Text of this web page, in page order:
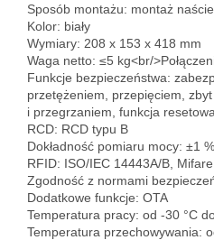
Sposób montażu: montaż
Kolor: biały
Wymiary: 208 x 153 x 418 mm
Waga netto: ≤5 kg<br/
Funkcje bezpieczeństwa:
przetężeniem, przepięciem,
i przegrzaniem, funkcja
RCD: RCD typu B
Dokładność pomiaru mocy: ±1 %
RFID: ISO/IEC 14443A/B, Mifare
Zgodność z normami
Dodatkowe funkcje: OTA
Temperatura pracy: od -30 °C
Temperatura przechowywania: